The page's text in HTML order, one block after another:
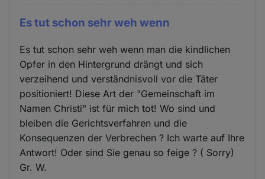
Es tut schon sehr weh wenn
Es tut schon sehr weh wenn man die kindlichen
Opfer in den Hintergrund drängt und sich
verzeihend und verständnisvoll vor die Täter
positioniert! Diese Art der "Gemeinschaft im
Namen Christi" ist für mich tot! Wo sind und
bleiben die Gerichtsverfahren und die
Konsequenzen der Verbrechen ? Ich warte auf Ihre
Antwort! Oder sind Sie genau so feige ? ( Sorry)
Gr. W.